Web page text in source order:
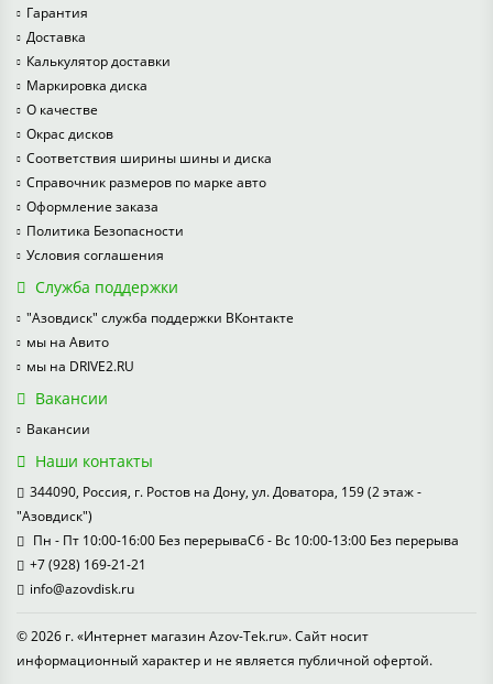
Гарантия
Доставка
Калькулятор доставки
Маркировка диска
О качестве
Окрас дисков
Соответствия ширины шины и диска
Справочник размеров по марке авто
Оформление заказа
Политика Безопасности
Условия соглашения
Служба поддержки
"Азовдиск" служба поддержки ВКонтакте
мы на Авито
мы на DRIVE2.RU
Вакансии
Вакансии
Наши контакты
344090, Россия, г. Ростов на Дону, ул. Доватора, 159 (2 этаж -
"Азовдиск")
Пн - Пт 10:00-16:00 Без перерываСб - Вс 10:00-13:00 Без перерыва
+7 (928) 169-21-21
info@azovdisk.ru
© 2026 г. «Интернет магазин Azov-Tek.ru». Сайт носит
информационный характер и не является публичной офертой.